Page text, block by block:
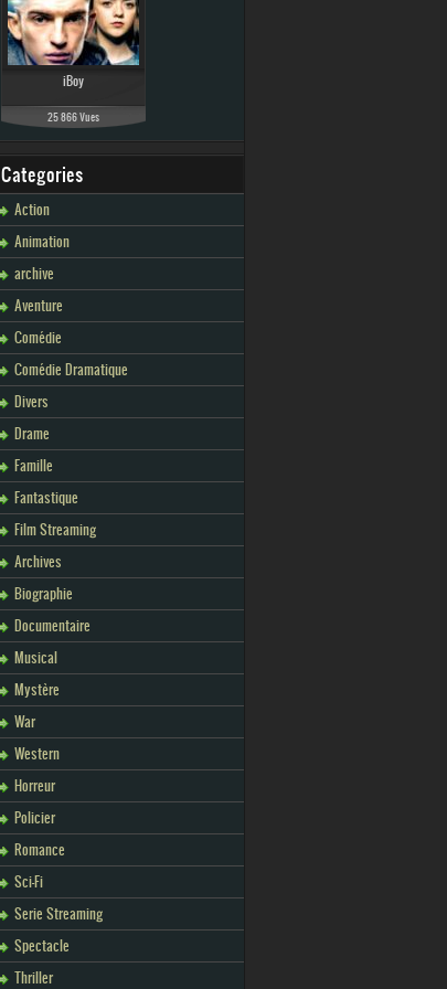
iBoy
25 866 Vues
Categories
Action
Animation
archive
Aventure
Comédie
Comédie Dramatique
Divers
Drame
Famille
Fantastique
Film Streaming
Archives
Biographie
Documentaire
Musical
Mystère
War
Western
Horreur
Policier
Romance
Sci-Fi
Serie Streaming
Spectacle
Thriller